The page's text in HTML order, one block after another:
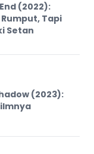
(2022):
Tapi
Setan
(2023):